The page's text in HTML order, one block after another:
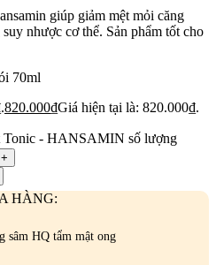
giúp giảm mệt mỏi căng
nhược cơ thể. Sản phẩm tốt cho
70ml
820.000₫Giá hiện tại là: 820.000₫.
Tonic - HANSAMIN số lượng
HÀNG:
sâm HQ tẩm mật ong